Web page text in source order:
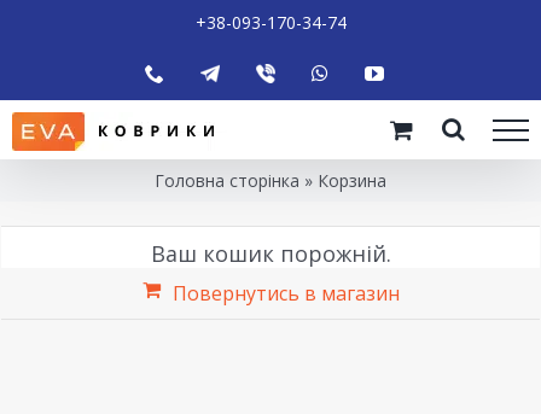
+38-093-170-34-74
PhoneTelegramViber WhatsAppYouTube
Головна сторінка » Корзина
Ваш кошик порожній.
Повернутись в магазин